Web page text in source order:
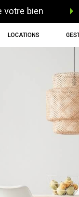
votre bien
LOCATIONS
voir les144